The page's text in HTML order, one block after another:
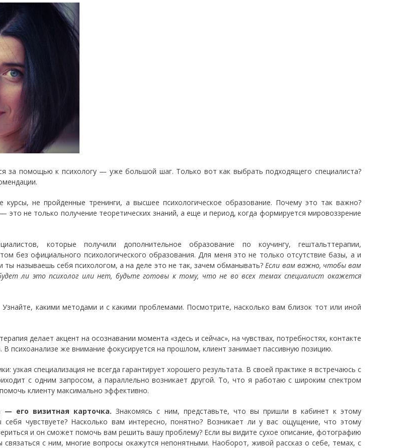
за помощью к психологу — уже большой шаг. Только вот как выбрать подходящего специалиста?
курсы, не пройденные тренинги, а высшее психологическое образование. Почему это так важно?
это не только получение теоретических знаний, а еще и период, когда формируется мировоззрение
которые получили дополнительное образование по коучингу, гештальттерапии,
без официального психологического образования. Для меня это не только отсутствие базы, а и
ты называешь себя психологом, а на деле это не так, зачем обманывать?Если вам важно, чтобы вам
ли это психолог или нет, будьте готовы к тому, что не во всех темах специалист окажется
Узнайте, какими методами и с какими проблемами. Посмотрите, насколько вам близок тот или иной
делает акцент на осознавании момента «здесь и сейчас», на чувствах, потребностях, контакте
В психоанализе же внимание фокусируется на прошлом, клиент занимает пассивную позицию.
узкая специализация не всегда гарантирует хорошего результата. В своей практике я встречаюсь с
с одним запросом, а параллельно возникает другой. То, что я работаю с широким спектром
клиенту максимально эффективно.
— его визитная карточка. Знакомясь с ним, представьте, что вы пришли в кабинет к этому
себя чувствуете? Насколько вам интересно, понятно? Возникает ли у вас ощущение, что этому
и он сможет помочь вам решить вашу проблему? Если вы видите сухое описание, фотографию
связаться с ним, многие вопросы окажутся непонятными. Наоборот, живой рассказ о себе, темах, с